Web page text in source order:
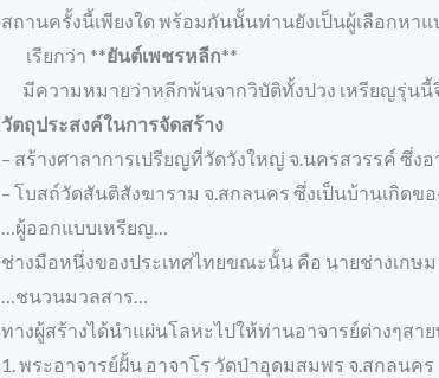
สถานครั้งนี้เพียงใด พร้อมกันนั้นท่านยังเป็นผู้เลือกหา
เรียกว่า **ยันต์เพชรหลีก**
มีความหมายว่าหลีกพ้นจากวิบัติทั้งปวง เหรียญรุ่นนี้
วัตถุประสงค์ในการจัดสร้าง
– สร้างศาลาการเปรียญที่วัดวังใหญ่ จ.นครสวรรค์ ซึ่ง
– โบสถ์วัดสันติสังฆาราม จ.สกลนคร ซึ่งเป็นบ้านเกิดข
…ผู้ออกแบบเหรียญ…
ช่างมือหนึ่งของประเทศไทยขณะนั้น คือ นายช่างเกษ
…ชนวนมวลสาร…
ทางผู้สร้างได้นำแผ่นโลหะไปให้ท่านอาจารย์ต่างๆส
1. พระอาจารย์ฝั้น อาจาโร วัดป่าอุดมสมพร จ.สกลนคร